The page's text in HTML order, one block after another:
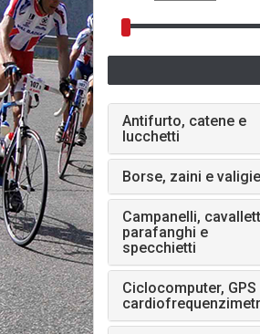
Antifurto, catene e
lucchetti
Borse, zaini e valigie
Campanelli,
parafanghi e
specchietti
Ciclocomputer, GPS